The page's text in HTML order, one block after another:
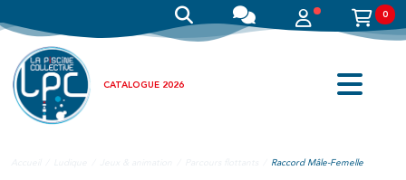
0
CATALOGUE 2026
Raccord Mâle-Femelle